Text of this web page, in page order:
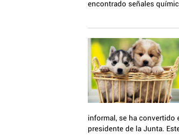
encontrado señales
informal, se ha convertido
presidente de la Junta.